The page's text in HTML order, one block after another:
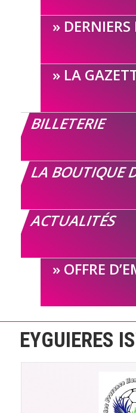
LA
BILLETERIE
LA BOUTIQUE
ACTUALITÉS
OFFRE
EYGUIERES